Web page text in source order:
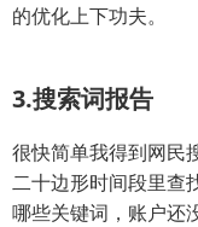
的优化上下功夫。
3.搜索词报告
很快简单我得到网民
二十边形时间段里查
哪些关键词，账户还